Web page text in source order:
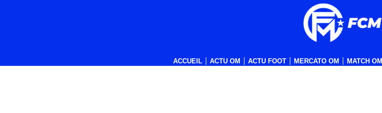
ACCUEIL ACTU OM ACTU FOOT MERCATO OM MATCH OM